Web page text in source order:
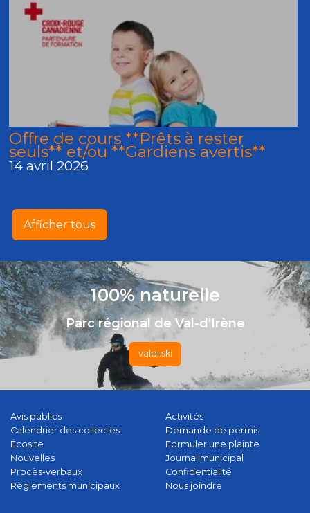
Offre de cours **Prêts à rester
seuls** et/ou **Gardiens avertis**
14 avril 2026
Afficher tous
100% naturelle
Parc régional de Val-d'Irène
valdi.ski
Avis publics
Calendrier des collectes
Écosite
Nouvelles
Procès-verbaux
Règlements municipaux
Activités
Demande de permis
Formuler une plainte
Journal municipal
Confidentialité
Nous joindre